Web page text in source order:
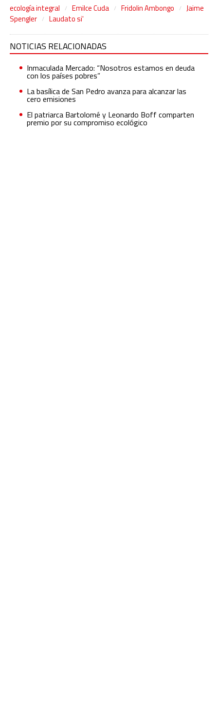
ecología integral Emilce Cuda Fridolin Ambongo
Jaime
Spengler
Laudato si'
NOTICIAS RELACIONADAS
Inmaculada Mercado: “Nosotros estamos en deuda
con los países pobres”
La basílica de San Pedro avanza para alcanzar las
cero emisiones
El patriarca Bartolomé y Leonardo Boff comparten
premio por su compromiso ecológico